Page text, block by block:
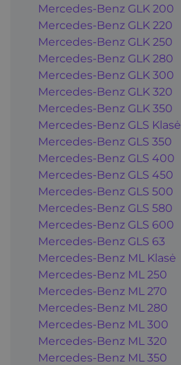
Mercedes-Benz GLK 200
Mercedes-Benz GLK 220
Mercedes-Benz GLK 250
Mercedes-Benz GLK 280
Mercedes-Benz GLK 300
Mercedes-Benz GLK 320
Mercedes-Benz GLK 350
Mercedes-Benz GLS Klasė
Mercedes-Benz GLS 350
Mercedes-Benz GLS 400
Mercedes-Benz GLS 450
Mercedes-Benz GLS 500
Mercedes-Benz GLS 580
Mercedes-Benz GLS 600
Mercedes-Benz GLS 63
Mercedes-Benz ML Klasė
Mercedes-Benz ML 250
Mercedes-Benz ML 270
Mercedes-Benz ML 280
Mercedes-Benz ML 300
Mercedes-Benz ML 320
Mercedes-Benz ML 350